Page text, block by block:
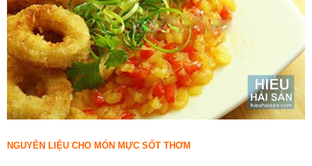
NGUYÊN LIỆU CHO MÓN MỰC SỐT THƠM